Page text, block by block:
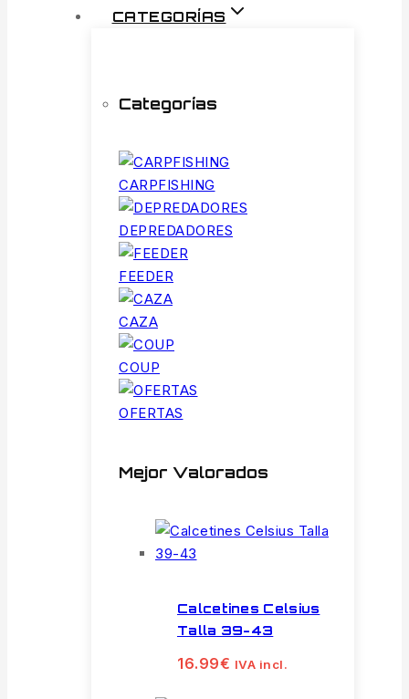
CATEGORÍAS
Categorías
CARPFISHING
DEPREDADORES
FEEDER
CAZA
COUP
OFERTAS
Mejor Valorados
Calcetines Celsius
Talla 39-43
16.99€ IVA incl.